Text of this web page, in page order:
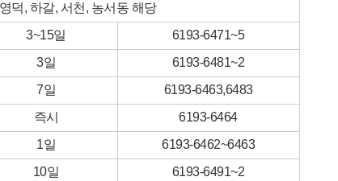
덕, 하갈, 서천, 농서동 해당
3~15일
6193-6471~5
3일
6193-6481~2
7일
6193-6463,6483
즉시
6193-6464
1일
6193-6462~6463
10일 6193-6491~2